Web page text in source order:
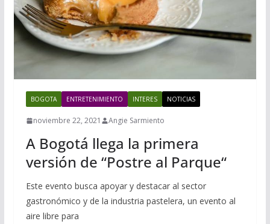
BOGOTA ENTRETENIMIENTO INTERES NOTICIAS
noviembre 22, 2021 Angie Sarmiento
A Bogotá llega la primera
versión de “Postre al Parque“
Este evento busca apoyar y destacar al sector
gastronómico y de la industria pastelera, un evento al
aire libre para